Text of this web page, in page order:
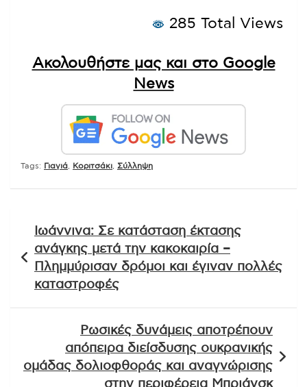
285 Total Views
Ακολουθήστε μας και στο Google
News
Tags: Γιαγιά Κοριτσάκι Σύλληψη
άρθρων
Ιωάννινα: Σε κατάσταση έκτασης
ανάγκης μετά την κακοκαιρία –
Πλημμύρισαν δρόμοι και έγιναν πολλές
καταστροφές
Ρωσικές δυνάμεις αποτρέπουν
απόπειρα διείσδυσης ουκρανικής
ομάδας δολιοφθοράς και αναγνώρισης
στην περιφέρεια Μπριάνσκ